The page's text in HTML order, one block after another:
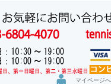
マイページ